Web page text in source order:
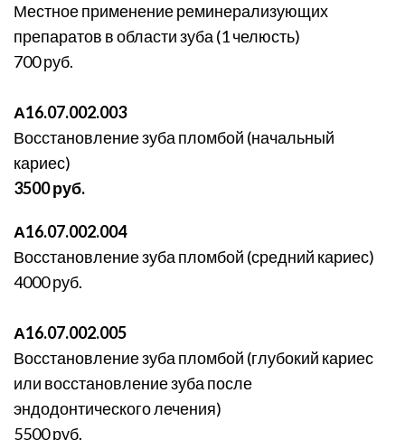
Местное применение реминерализующих
препаратов в области зуба (1 челюсть)
700 руб.
А16.07.002.003
Восстановление зуба пломбой (начальный
кариес)
3500 руб.
А16.07.002.004
Восстановление зуба пломбой (средний кариес)
4000 руб.
А16.07.002.005
Восстановление зуба пломбой (глубокий кариес
или восстановление зуба после
эндодонтического лечения)
5500 руб.